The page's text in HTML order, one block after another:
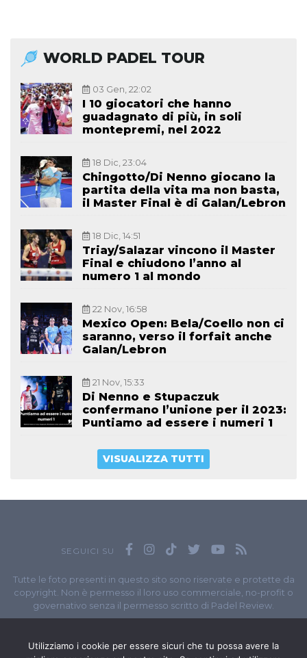
WORLD PADEL TOUR
03 Gen, 22:02
I 10 giocatori che hanno
guadagnato di più, in soli
montepremi, nel 2022
18 Dic, 23:04
Chingotto/Di Nenno giocano la
partita della vita ma non basta,
il Master Final è di Galan/Lebron
18 Dic, 14:51
Triay/Salazar vincono il Master
Final e chiudono l’anno al
numero 1 al mondo
22 Nov, 16:58
Mexico Open: Bela/Coello non ci
saranno, verso il forfait anche
Galan/Lebron
21 Nov, 15:33
Di Nenno e Stupaczuk
confermano l’unione per il 2023:
Puntiamo ad essere i numeri 1
VISUALIZZA TUTTI
SEGUICI SU
Tutte le foto presenti in questo sito sono riservate e protette da
copyright. Non è permesso il loro uso commerciale, no-profit o
governativo senza il permesso scritto di Padel Review.
// P.I. 11965351007
Utilizziamo i cookie per essere sicuri che tu possa avere la